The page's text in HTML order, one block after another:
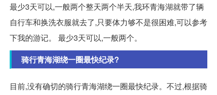
最少3天可以,一般两个整天两个半天,我环青海湖就带了辆
自行车和换洗衣服就去了,只要体力够不是很困难,可以参考
下我的游记。 最少3天可以,一般两个。
骑行青海湖绕一圈最快纪录?
目前,没有确切的骑行青海湖绕一圈最快纪录。不过,根据骑